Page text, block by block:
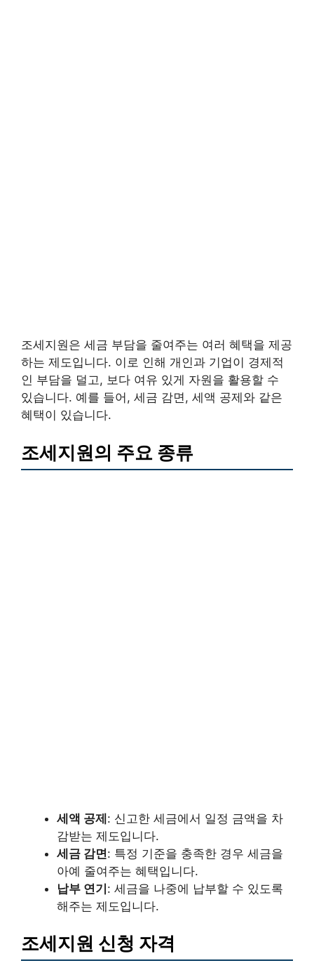
조세지원은 세금 부담을 줄여주는 여러 혜택을 제공
하는 제도입니다. 이로 인해 개인과 기업이 경제적
인 부담을 덜고, 보다 여유 있게 자원을 활용할 수
있습니다. 예를 들어, 세금 감면, 세액 공제와 같은
혜택이 있습니다.
조세지원의 주요 종류
세액 공제: 신고한 세금에서 일정 금액을 차
감받는 제도입니다.
세금 감면: 특정 기준을 충족한 경우 세금을
아예 줄여주는 혜택입니다.
납부 연기: 세금을 나중에 납부할 수 있도록
해주는 제도입니다.
조세지원 신청 자격